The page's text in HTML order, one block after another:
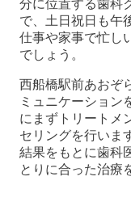
分に位置する歯科
で、土日祝日も午
仕事や家事で忙し
でしょう。
西船橋駅前あおぞ
ミュニケーション
にまずトリートメ
セリングを行いま
結果をもとに歯科
とりに合った治療